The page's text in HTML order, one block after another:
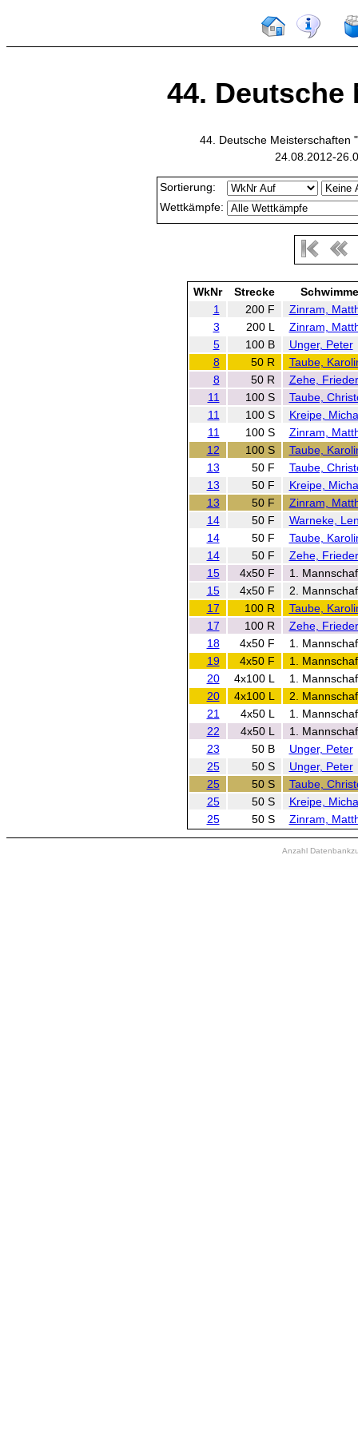
44. Deutsche
44. Deutsche Meisterschaften
24.08.2012-
Sortierung:
Wettkämpfe:
WkNr Strecke
1
200 F
Zinram,
3
200 L
Zinram,
5
100 B
Unger, Peter
8
50 R
Taube,
8
50 R
Zehe,
11
100 S
Taube,
11
100 S
Kreipe,
11
100 S
Zinram,
12
100 S
Taube,
13
50 F
Taube,
13
50 F
Kreipe,
13
50 F
Zinram,
14
50 F
Warneke,
14
50 F
Taube,
14
50 F
Zehe,
15
4x50 F
1.
15
4x50 F
2.
17
100 R
Taube,
17
100 R
Zehe,
18
4x50 F
1.
19
4x50 F
1.
20
4x100 L
1.
20
4x100 L
2.
21
4x50 L
1.
22
4x50 L
1.
23
50 B
Unger, Peter
25
50 S
Unger, Peter
25
50 S
Taube,
25
50 S
Kreipe,
25
50 S Zinram,
Anzahl